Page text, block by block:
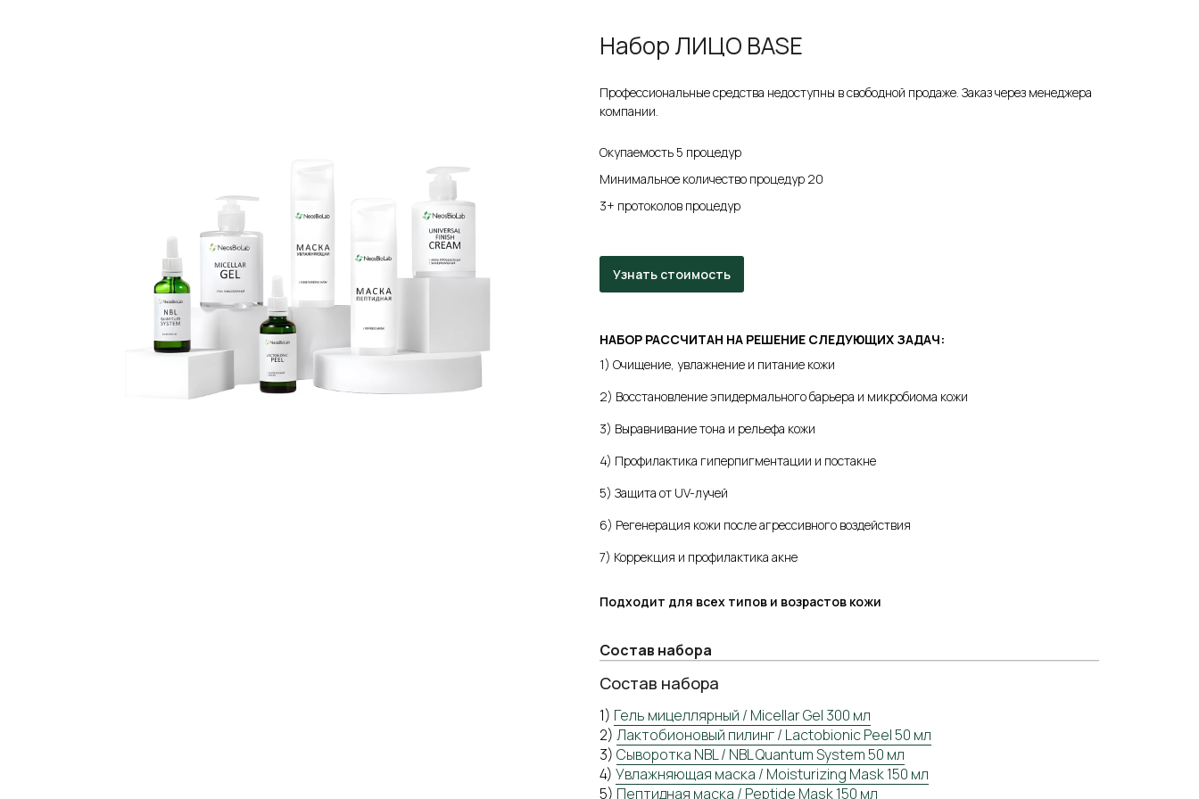
Набор ЛИЦО BASE
Профессиональные средства недоступны в свободной продаже. Заказ через менеджера
компании.
Окупаемость 5 процедур
Минимальное количество процедур 20
3+ протоколов процедур
Узнать стоимость
НАБОР РАССЧИТАН НА РЕШЕНИЕ СЛЕДУЮЩИХ ЗАДАЧ:
1) Очищение, увлажнение и питание кожи
2) Восстановление эпидермального барьера и микробиома кожи
3) Выравнивание тона и рельефа кожи
4) Профилактика гиперпигментации и постакне
5) Защита от UV-лучей
6) Регенерация кожи после агрессивного воздействия
7) Коррекция и профилактика акне
Подходит для всех типов и возрастов кожи
Состав набора
Состав набора
1) Гель мицеллярный / Micellar Gel 300 мл
2) Лактобионовый пилинг / Lactobionic Peel 50 мл
3) Сыворотка NBL / NBL Quantum System 50 мл
4) Увлажняющая маска / Moisturizing Mask 150 мл
5) Пептидная маска / Peptide Mask 150 мл
Навигация по сайту О компании